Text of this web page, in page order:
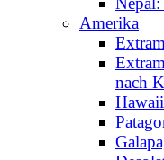
Amerika
nach